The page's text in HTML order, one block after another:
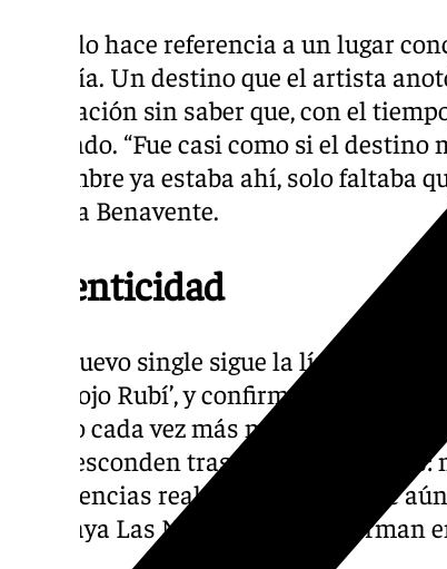
El título hace referencia a un lugar
Almería. Un destino que el artista
inspiración sin saber que, con el
profundo. “Fue casi como si el
El nombre ya estaba ahí, solo faltaba
explica Benavente.
Autenticidad
Este nuevo single sigue la línea de
con ‘Rojo Rubí’, y confirma la
sonido cada vez más maduro,
no se esconden tras metáforas
experiencias reales, de heridas que
en ‘Playa Las Negras’, se transforman